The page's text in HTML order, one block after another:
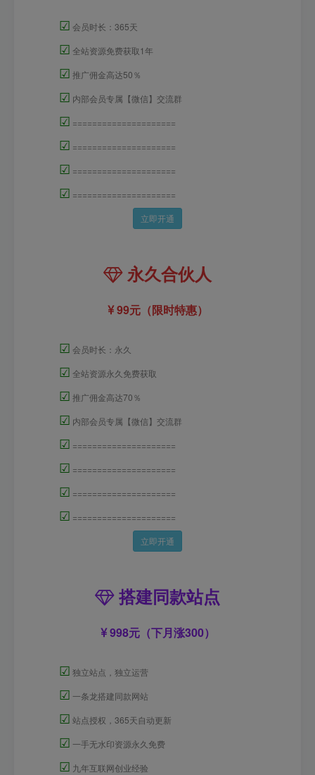
☑ 会员时长：365天
☑ 全站资源免费获取1年
☑ 推广佣金高达50％
☑ 内部会员专属【微信】交流群
☑ =====================
☑ =====================
☑ =====================
☑ =====================
立即开通
永久合伙人
99元（限时特惠）
☑ 会员时长：永久
☑ 全站资源永久免费获取
☑ 推广佣金高达70％
☑ 内部会员专属【微信】交流群
☑ =====================
☑ =====================
☑ =====================
☑ =====================
立即开通
搭建同款站点
998元（下月涨300）
☑ 独立站点，独立运营
☑ 一条龙搭建同款网站
☑ 站点授权，365天自动更新
☑ 一手无水印资源永久免费
☑ 九年互联网创业经验